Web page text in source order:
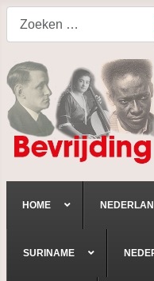
HOME
SURINAME